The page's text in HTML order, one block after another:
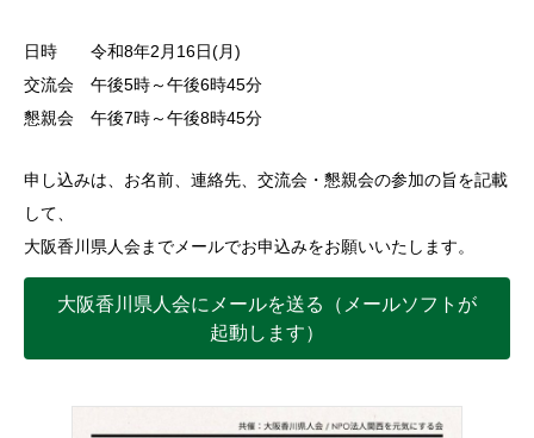
日時 令和8年2月16日(月)
交流会 午後5時～午後6時45分
懇親会 午後7時～午後8時45分
申し込みは、お名前、連絡先、交流会・懇親会の参加の旨を記載
して、
大阪香川県人会までメールでお申込みをお願いいたします。
大阪香川県人会にメールを送る（メールソフトが
起動します）